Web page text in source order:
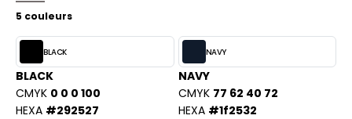
VETEMENTS
SHIRT
- BLANKS
5 couleurs
BLACK
BLACK
CMYK 0 0 0 100
HEXA #292527
NAVY
NAVY
CMYK 77 62 40 72
HEXA #1f2532